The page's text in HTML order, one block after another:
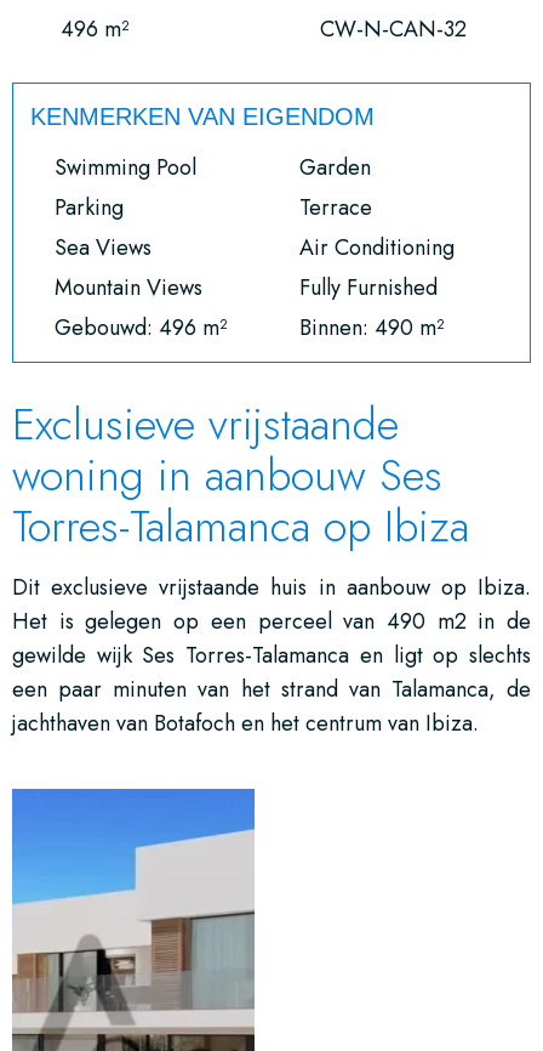
496 m²
CW-N-CAN-32
KENMERKEN VAN EIGENDOM
Swimming Pool
Garden
Parking
Terrace
Sea Views
Air Conditioning
Mountain Views
Fully Furnished
Gebouwd: 496 m²
Binnen: 490 m²
Exclusieve vrijstaande
woning in aanbouw Ses
Torres-Talamanca op Ibiza
Dit exclusieve vrijstaande huis in aanbouw op Ibiza.
Het is gelegen op een perceel van 490 m2 in de
gewilde wijk Ses Torres-Talamanca en ligt op slechts
een paar minuten van het strand van Talamanca, de
jachthaven van Botafoch en het centrum van Ibiza.